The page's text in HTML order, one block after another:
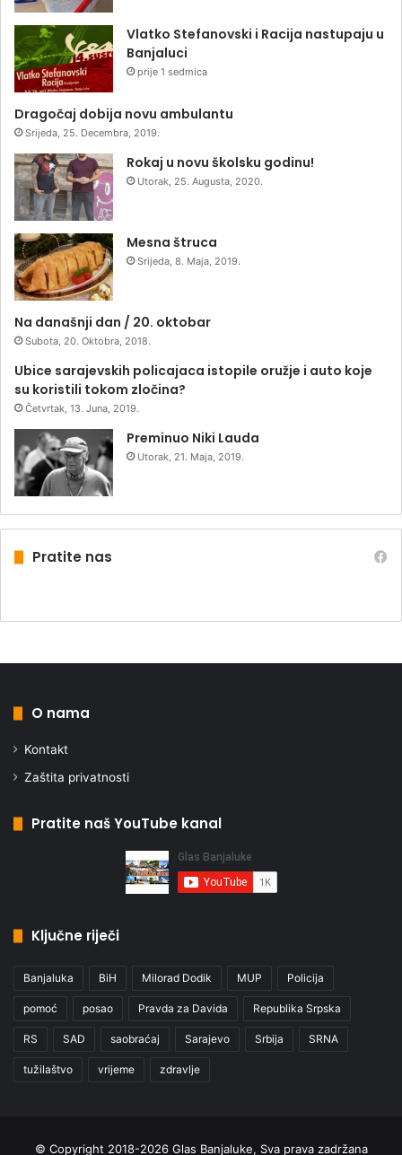
Vlatko Stefanovski i Racija nastupaju u
Banjaluci
prije 1 sedmica
Dragočaj dobija novu ambulantu
Srijeda, 25. Decembra, 2019.
Rokaj u novu školsku godinu!
Utorak, 25. Augusta, 2020.
Mesna štruca
Srijeda, 8. Maja, 2019.
Na današnji dan / 20. oktobar
Subota, 20. Oktobra, 2018.
Ubice sarajevskih policajaca istopile oružje i auto koje
su koristili tokom zločina?
Četvrtak, 13. Juna, 2019.
Preminuo Niki Lauda
Utorak, 21. Maja, 2019.
Pratite nas
O nama
Kontakt
Zaštita privatnosti
Pratite naš YouTube kanal
Ključne riječi
Banjaluka BiH Milorad Dodik MUP Policija
pomoć posao Pravda za Davida Republika Srpska
RS SAD saobraćaj Sarajevo Srbija SRNA
tužilaštvo vrijeme zdravlje
© Copyright 2018-2026 Glas Banjaluke, Sva prava zadržana